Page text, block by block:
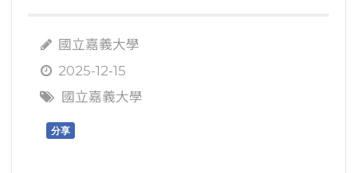
國立嘉義大學
2025-12-15
國立嘉義大學
分享